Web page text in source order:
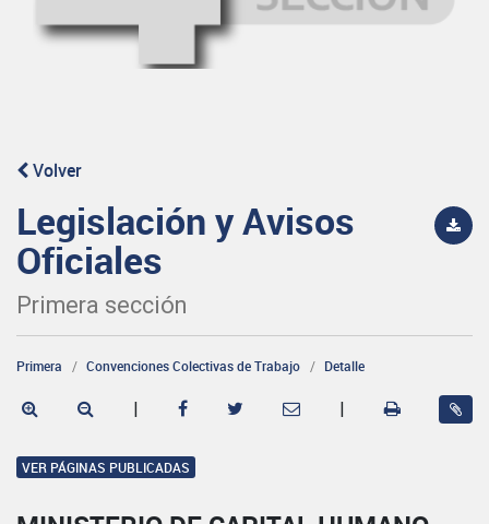
Volver
Legislación y Avisos
Oficiales
Primera sección
Primera Convenciones Colectivas de Trabajo Detalle
| |
VER PÁGINAS PUBLICADAS